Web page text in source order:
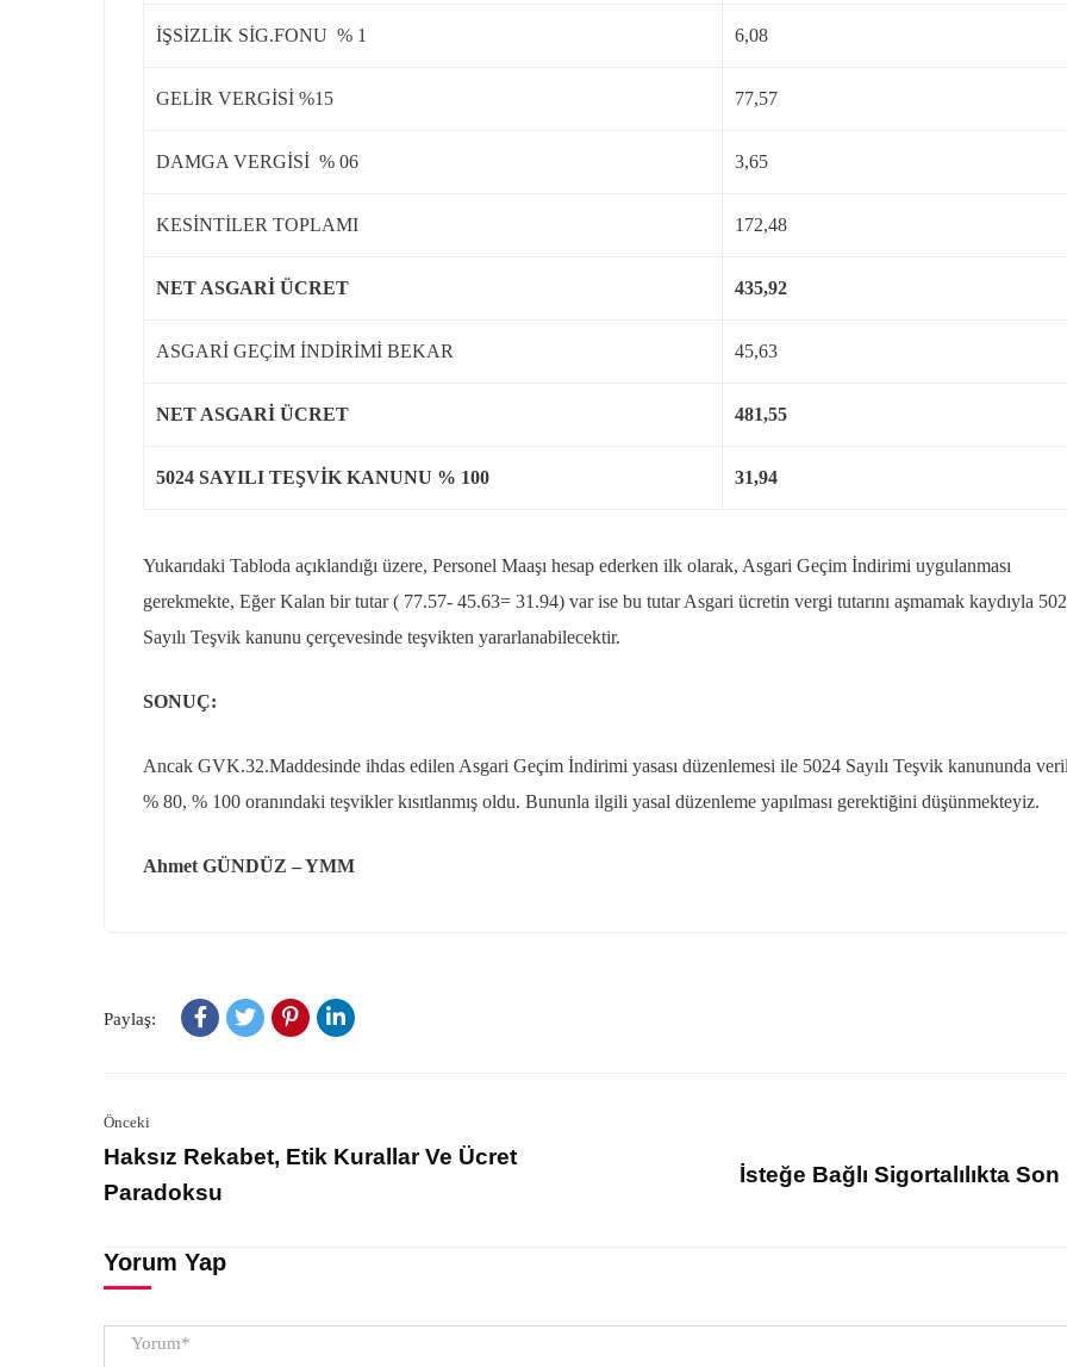
İŞSİZLİK SİG.FONU % 1 6,08
GELİR VERGİSİ %15 77,57
DAMGA VERGİSİ % 06 3,65
KESİNTİLER TOPLAMI 172,48
NET ASGARİ ÜCRET 435,92
ASGARİ GEÇİM İNDİRİMİ BEKAR 45,63
NET ASGARİ ÜCRET 481,55
5024 SAYILI TEŞVİK KANUNU % 100 31,94
Yukarıdaki Tabloda açıklandığı üzere, Personel Maaşı hesap ederken ilk olarak, Asgari Geçim İndirimi uygulanması
gerekmekte, Eğer Kalan bir tutar ( 77.57- 45.63= 31.94) var ise bu tutar Asgari ücretin vergi tutarını aşmamak kaydıyla
Sayılı Teşvik kanunu çerçevesinde teşvikten yararlanabilecektir.
SONUÇ:
Ancak GVK.32.Maddesinde ihdas edilen Asgari Geçim İndirimi yasası düzenlemesi ile 5024 Sayılı Teşvik kanununda
% 80, % 100 oranındaki teşvikler kısıtlanmış oldu. Bununla ilgili yasal düzenleme yapılması gerektiğini düşünmekteyiz.
Ahmet GÜNDÜZ – YMM
Paylaş:
Önceki
Haksız Rekabet, Etik Kurallar Ve Ücret
Paradoksu
İsteğe Bağlı Sigortalılıkta
Yorum Yap